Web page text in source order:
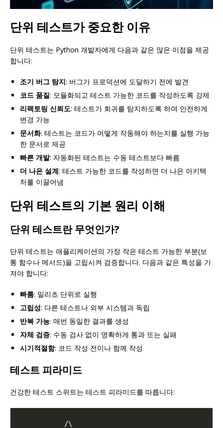
단위 테스트가 중요한 이유
단위 테스트는 Python 개발자에게 다음과 같은 많은 이점을 제공
합니다:
조기 버그 탐지: 버그가 프로덕션에 도달하기 전에 발견
코드 품질: 모듈화되고 테스트 가능한 코드를 작성하도록 강제
리팩토링 신뢰도: 테스트가 회귀를 탐지하도록 하여 안전하게
변경 가능
문서화: 테스트는 코드가 어떻게 작동해야 하는지를 실행 가능
한 문서로 제공
빠른 개발: 자동화된 테스트는 수동 테스트보다 빠름
더 나은 설계: 테스트 가능한 코드를 작성하면 더 나은 아키텍
처를 이끌어냄
단위 테스트의 기본 원리 이해
단위 테스트란 무엇인가?
단위 테스트는 애플리케이션의 가장 작은 테스트 가능한 부분(보
통 함수나 메서드)을 고립시켜 검증합니다. 다음과 같은 특성을 가
져야 합니다:
빠름: 밀리초 단위로 실행
고립성: 다른 테스트나 외부 시스템과 독립
반복 가능: 매번 동일한 결과를 생성
자체 검증: 수동 검사 없이 명확하게 통과 또는 실패
시기적절함: 코드 작성 전이나 함께 작성
테스트 피라미드
건강한 테스트 스위트는 테스트 피라미드를 따릅니다: